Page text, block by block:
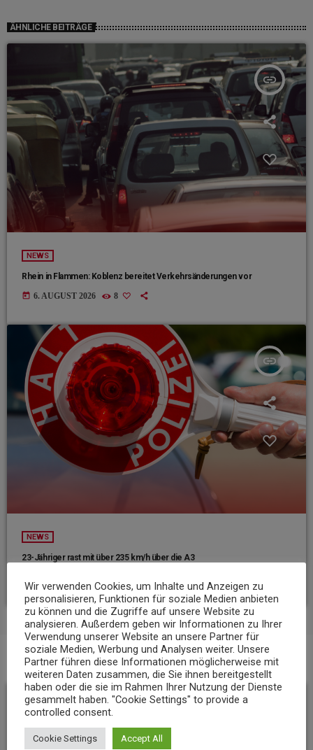
ÄHNLICHE BEITRÄGE
insert_link
NEWS
Rhein in Flammen: Koblenz bereitet Verkehrsänderungen vor
today 6. AUGUST 2026 8
insert_link
NEWS
23-Jähriger rast mit über 235 km/h über die A3
BEITRAGS-KOMMENTARE (0)
Hinterlassen Sie eine
Antwort
Wir verwenden Cookies, um Inhalte und Anzeigen zu
personalisieren, Funktionen für soziale Medien anbieten
zu können und die Zugriffe auf unsere Website zu
analysieren. Außerdem geben wir Informationen zu Ihrer
Verwendung unserer Website an unsere Partner für
soziale Medien, Werbung und Analysen weiter. Unsere
Partner führen diese Informationen möglicherweise mit
weiteren Daten zusammen, die Sie ihnen bereitgestellt
haben oder die sie im Rahmen Ihrer Nutzung der Dienste
gesammelt haben. "Cookie Settings" to provide a
controlled consent.
Cookie Settings Accept All